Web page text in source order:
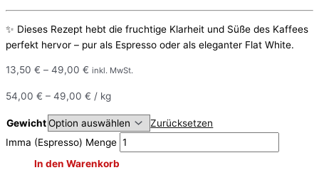
✨ Dieses Rezept hebt die fruchtige Klarheit und Süße des Kaffees
perfekt hervor – pur als Espresso oder als eleganter Flat White.
13,50 € – 49,00 € inkl. MwSt.
54,00 € – 49,00 € / kg
Gewicht
Zurücksetzen
Imma (Espresso) Menge
In den Warenkorb